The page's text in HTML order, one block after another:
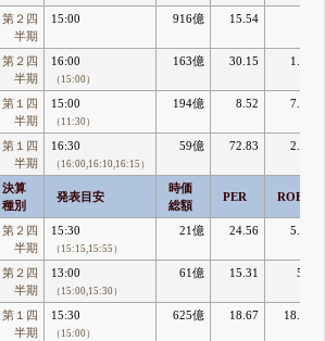
第２四
半期
15:00 916億 15.54
第２四
半期
16:00
（15:00）
163億 30.15 1.31
第１四
半期
15:00
（11:30）
194億 8.52 7.14
第１四
半期
16:30
（16:00,16:10,16:15）
59億 72.83 2.01
決算
種別
発表目安
時価
総額
PER ROE
第２四
半期
15:30
（15:15,15:55）
21億 24.56 5.14
第２四
半期
13:00
（15:00,15:30）
61億 15.31 5.7
第１四
半期
15:30
（15:00）
625億 18.67 18.58